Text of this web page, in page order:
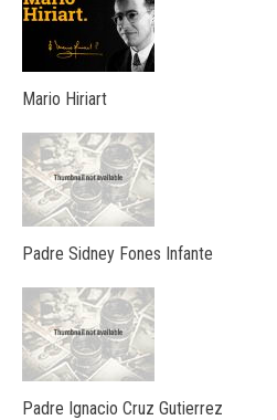
Mario Hiriart
Padre Sidney Fones Infante
Padre Ignacio Cruz Gutierrez